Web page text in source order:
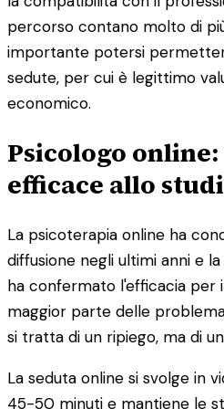
percorso contano molto di
importante potersi
sedute, per cui è legittimo
economico.
Psicologo
efficace allo
La psicoterapia online ha
diffusione negli ultimi anni e
ha confermato l'efficacia
maggior parte delle
si tratta di un ripiego, ma di
La seduta online si svolge in
45-50 minuti e mantiene le